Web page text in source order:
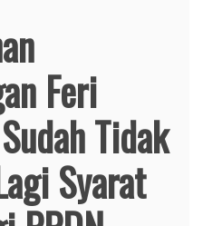
Feri
Tidak
Syarat